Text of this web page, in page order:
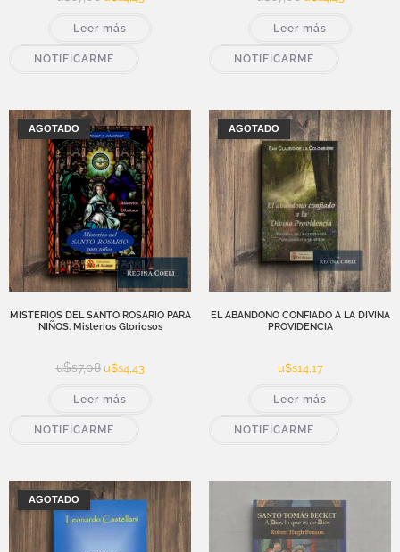
Leer más
NOTIFICARME
Leer más
NOTIFICARME
AGOTADO
¡OFERTA!
MISTERIOS DEL SANTO ROSARIO PARA
NIÑOS. Misterios Gloriosos
u$s7,08 u$s4,43
Leer más
NOTIFICARME
AGOTADO
EL ABANDONO CONFIADO A LA DIVINA
PROVIDENCIA
u$s14,17
Leer más
NOTIFICARME
AGOTADO